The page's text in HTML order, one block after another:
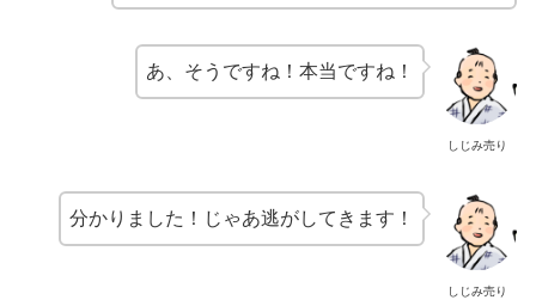
しじみ売り
あ、そうですね！本当ですね！
しじみ売り
分かりました！じゃあ逃がしてきます！